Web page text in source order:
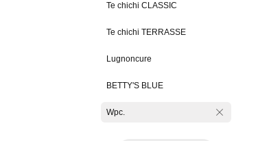
Te chichi CLASSIC
Te chichi TERRASSE
Lugnoncure
BETTY'S BLUE
Wpc.